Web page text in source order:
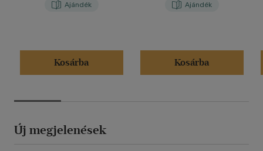
Ajándék
Kosárba
Ajándék
Kosárba
Új megjelenések